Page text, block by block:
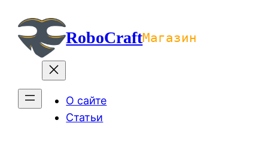
содержимомуRoboCraftМагазин
О сайте
Статьи